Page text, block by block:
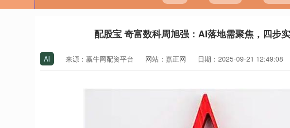
配股宝 奇富数科周旭强：AI落地需聚焦，四步
AI 来源：赢牛网配资平台 网站：嘉正网 日期：2025-09-21 12:49:08